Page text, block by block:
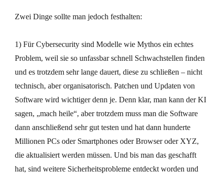
Zwei Dinge sollte man jedoch festhalten:
1) Für Cybersecurity sind Modelle wie Mythos ein echtes
Problem, weil sie so unfassbar schnell Schwachstellen finden
und es trotzdem sehr lange dauert, diese zu schließen – nicht
technisch, aber organisatorisch. Patchen und Updaten von
Software wird wichtiger denn je. Denn klar, man kann der KI
sagen, „mach heile“, aber trotzdem muss man die Software
dann anschließend sehr gut testen und hat dann hunderte
Millionen PCs oder Smartphones oder Browser oder XYZ,
die aktualisiert werden müssen. Und bis man das geschafft
hat, sind weitere Sicherheitsprobleme entdeckt worden und